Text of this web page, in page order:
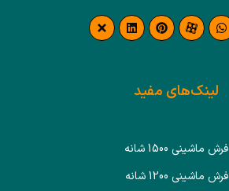
لینک‌های مفید
فرش ماشینی 1500 شانه
فرش ماشینی 1200 شانه